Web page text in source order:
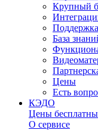
Крупный
Поддержка
База
Цены
Есть
КЭДО
Цены
О сервисе